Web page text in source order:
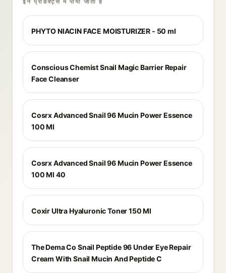
PHYTO NIACIN FACE MOISTURIZER - 50 ml
Conscious Chemist Snail Magic Barrier Repair
Face Cleanser
Cosrx Advanced Snail 96 Mucin Power Essence
100 Ml
Cosrx Advanced Snail 96 Mucin Power Essence
100 Ml 40
Coxir Ultra Hyaluronic Toner 150 Ml
The Dema Co Snail Peptide 96 Under Eye Repair
Cream With Snail Mucin And Peptide C